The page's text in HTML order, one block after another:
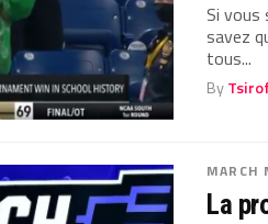
Si vous
savez
tous...
By
MARCH
La